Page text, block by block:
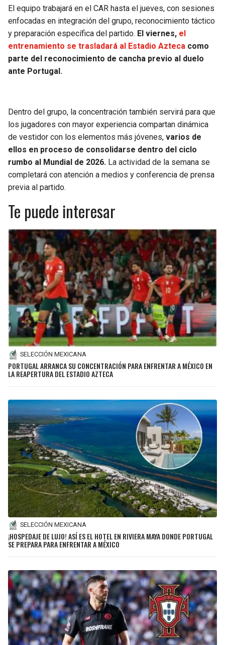
El equipo trabajará en el CAR hasta el jueves, con sesiones
enfocadas en integración del grupo, reconocimiento táctico
y preparación específica del partido. El viernes, el
entrenamiento se trasladará al Estadio Azteca como
parte del reconocimiento de cancha previo al duelo
ante Portugal.
Dentro del grupo, la concentración también servirá para que
los jugadores con mayor experiencia compartan dinámica
de vestidor con los elementos más jóvenes, varios de
ellos en proceso de consolidarse dentro del ciclo
rumbo al Mundial de 2026. La actividad de la semana se
completará con atención a medios y conferencia de prensa
previa al partido.
Te puede interesar
SELECCIÓN MEXICANA
PORTUGAL ARRANCA SU CONCENTRACIÓN PARA ENFRENTAR A MÉXICO EN
LA REAPERTURA DEL ESTADIO AZTECA
SELECCIÓN MEXICANA
¡HOSPEDAJE DE LUJO! ASÍ ES EL HOTEL EN RIVIERA MAYA DONDE PORTUGAL
SE PREPARA PARA ENFRENTAR A MÉXICO